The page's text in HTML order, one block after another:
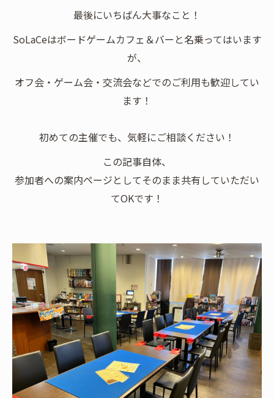
最後にいちばん大事なこと！
SoLaCeはボードゲームカフェ＆バーと名乗ってはいます
が、
オフ会・ゲーム会・交流会などでのご利用も歓迎してい
ます！
初めての主催でも、気軽にご相談ください！
この記事自体、
参加者への案内ページとしてそのまま共有していただい
てOKです！